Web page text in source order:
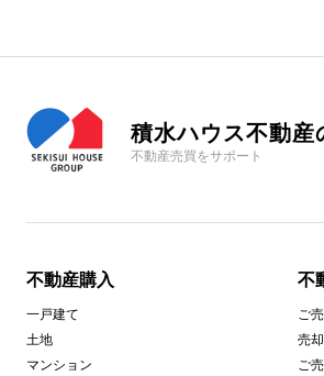
積水ハウス不動産
不動産売買をサポート
不動産購入
一戸建て
土地
マンション
不
ご
売
ご